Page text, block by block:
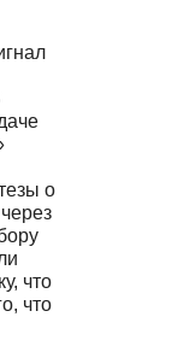
о
что
что